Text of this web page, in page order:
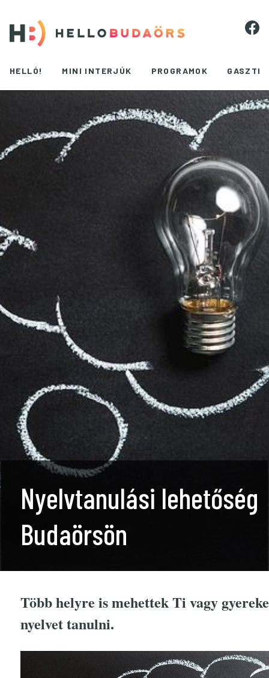
HELLÓ! MINI INTERJÚK PROGRAMOK
Nyelvtanulási lehetőség
Budaörsön
Több helyre is mehettek Ti vagy
nyelvet tanulni.